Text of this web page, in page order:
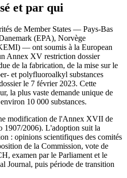
et par qui
de Member States — Pays-Bas
(EPA), Norvège
— ont soumis à la European
Annex XV restriction dossier
de la fabrication, de la mise sur le
et polyfluoroalkyl substances
le 7 février 2023. Cette
la plus vaste demande unique de
10 000 substances.
modification de l'Annex XVII de
2006). L'adoption suit la
: opinions scientifiques des comités
de la Commission, vote de
examen par le Parliament et le
Journal, puis période de transition